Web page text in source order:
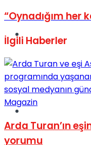
Müzik
“Oynadığım her
İlgili Haberler
Magazin
Arda Turan’ın
yorumu